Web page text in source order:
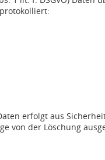
erfolgt aus
von der Löschung